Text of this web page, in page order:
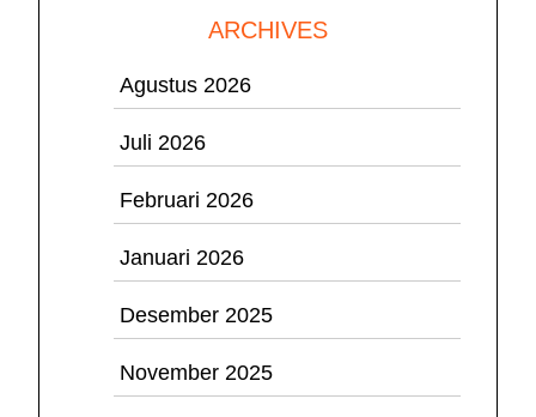
ARCHIVES
Agustus 2026
Juli 2026
Februari 2026
Januari 2026
Desember 2025
November 2025